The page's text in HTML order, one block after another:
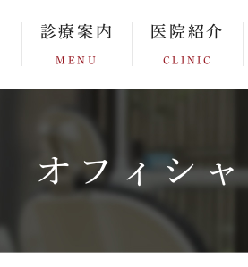
診療案内
MENU
医院紹介
CLINIC
オフィシ